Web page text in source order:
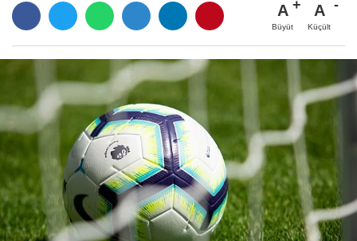
A
Büyüt
A
Küçült